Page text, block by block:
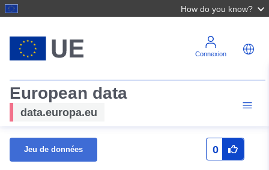
How do you know?
Connexion
European data
data.europa.eu
Jeu de données 0